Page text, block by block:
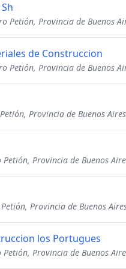
Petión, Provincia de Buenos
de Construccion
Petión, Provincia de Buenos
Provincia de Buenos Aires
Provincia de Buenos
Provincia de Buenos
los Portugues
Provincia de Buenos